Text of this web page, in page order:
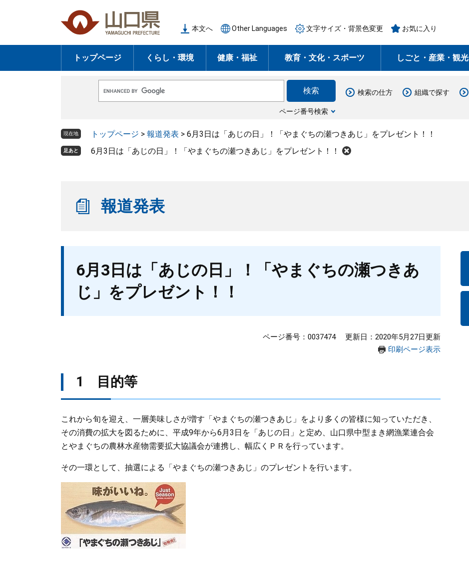
の
頭
ー
飛
本文へ Other Languages 文字サイズ・背景色変更 お気に入り
トップページ くらし・環境 健康・福祉 教育・文化・スポーツ しごと・産業・観光
o
e
ス
ページ番号検索
検索の仕方 組織で探す
現在地 トップページ > 報道発表 > 6月3日は「あじの日」！「やまぐちの瀬つきあじ」をプレゼント！！
足あと 6月3日は「あじの日」！「やまぐちの瀬つきあじ」をプレゼント！！
報道発表
6月3日は「あじの日」！「やまぐちの瀬つきあ
じ」をプレゼント！！
ページ番号：0037474
更新日：2020年5月27日更新
印刷ページ表示
1 目的等
これから旬を迎え、一層美味しさが増す「やまぐちの瀬つきあじ」をより多くの皆様に知っていただき、
その消費の拡大を図るために、平成9年から6月3日を「あじの日」と定め、山口県中型まき網漁業連合会
とやまぐちの農林水産物需要拡大協議会が連携し、幅広くＰＲを行っています。
その一環として、抽選による「やまぐちの瀬つきあじ」のプレゼントを行います。